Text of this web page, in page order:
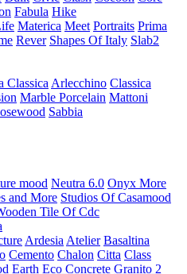
Fabula Hike
Materica Meet Portraits Prima
Rever Shapes Of Italy Slab2
Classica Arlecchino Classica
Marble Porcelain Mattoni
Sabbia
mood Neutra 6.0 Onyx More
and More Studios Of Casamood
Tile Of Cdc
Ardesia Atelier Basaltina
Cemento Chalon Citta Class
Earth Eco Concrete Granito 2